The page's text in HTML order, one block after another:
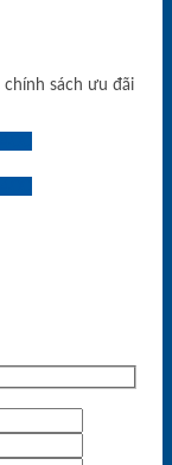
sách ưu đãi